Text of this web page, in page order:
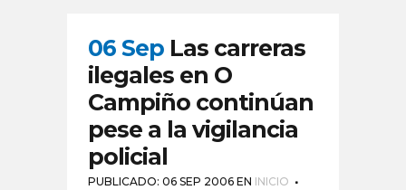
06 Sep Las carreras
ilegales en O
Campiño continúan
pese a la vigilancia
policial
PUBLICADO: 06 SEP 2006 EN INICIO